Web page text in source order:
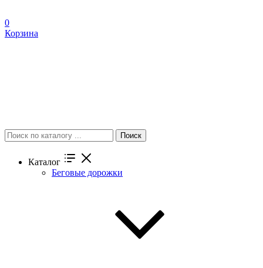
0
Корзина
Поиск
Каталог
Беговые дорожки